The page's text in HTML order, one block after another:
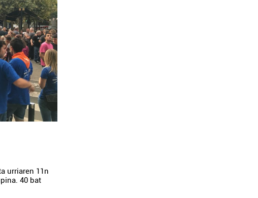
urriaren 11n
40 bat